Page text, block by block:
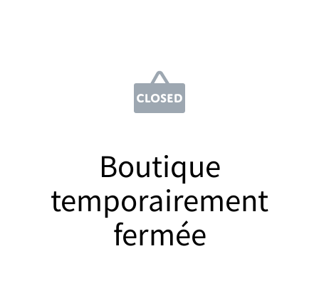
Boutique
temporairement
fermée